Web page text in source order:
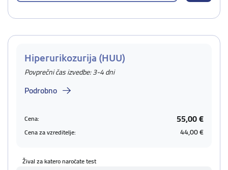
Hiperurikozurija (HUU)
Povprečni čas izvedbe: 3-4 dni
Podrobno
Cena: 55,00 €
Cena za vzreditelje: 44,00 €
Žival za katero naročate test